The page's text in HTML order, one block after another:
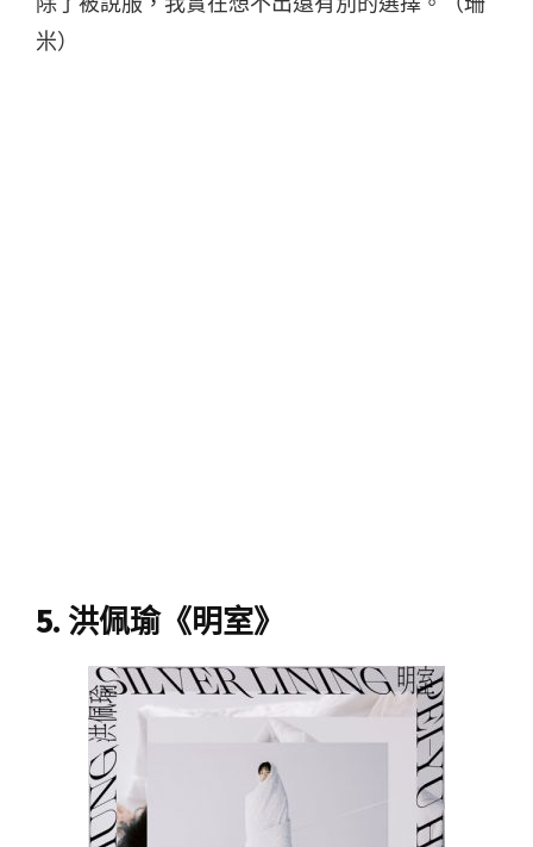
米）
5. 洪佩瑜《明室》